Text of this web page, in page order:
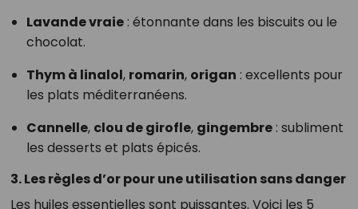
Lavande vraie: étonnante dans les biscuits ou le
chocolat.
Thym à linalol, romarin, origan : excellents pour
les plats méditerranéens.
Cannelle, clou de girofle, gingembre: subliment
les desserts et plats épicés.
3. Les règles d’or pour une utilisation sans danger
Les huiles essentielles sont puissantes. Voici les 5